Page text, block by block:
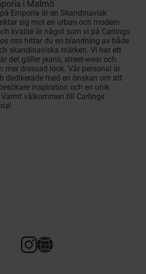
i Malmö
Emporia är en Skandinavisk
sig mot en urban och modern
kvalité är något som vi på Carlings
oss hittar du en blandning av både
skandinaviska märken. Vi har ett
det gäller jeans, street-wear och
mer dressad look. Vår personal är
dedikerade med en önskan om att
inspiration och en unik
välkommen till Carlings